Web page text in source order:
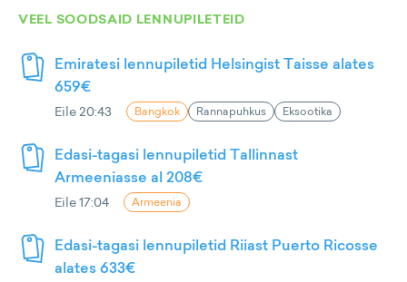
VEEL SOODSAID LENNUPILETEID
Emiratesi lennupiletid Helsingist Taisse alates
659€
Eile 20:43 Bangkok Rannapuhkus Eksootika
Edasi-tagasi lennupiletid Tallinnast
Armeeniasse al 208€
Eile 17:04 Armeenia
Edasi-tagasi lennupiletid Riiast Puerto Ricosse
alates 633€